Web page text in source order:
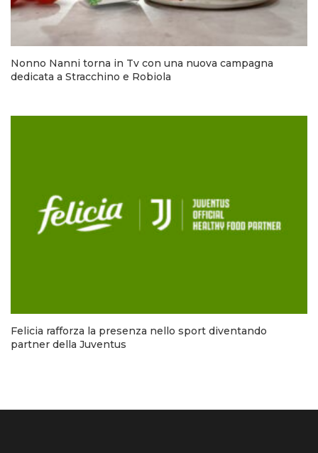
Nonno Nanni torna in Tv con una nuova campagna
dedicata a Stracchino e Robiola
Felicia rafforza la presenza nello sport diventando
partner della Juventus